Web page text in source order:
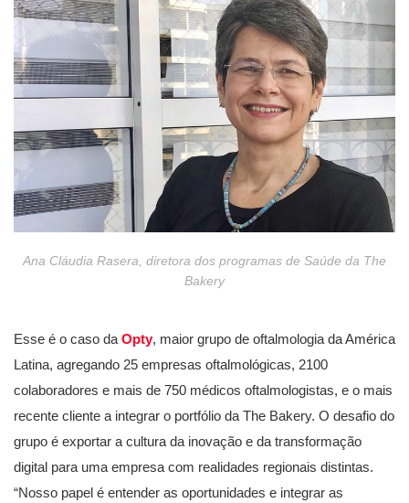
Ana Cláudia Rasera, diretora dos programas de Saúde da The
Bakery
Esse é o caso daOpty, maior grupo de oftalmologia da América
Latina, agregando 25 empresas oftalmológicas, 2100
colaboradores e mais de 750 médicos oftalmologistas, e o mais
recente cliente a integrar o portfólio da The Bakery. O desafio do
grupo é exportar a cultura da inovação e da transformação
digital para uma empresa com realidades regionais distintas.
“Nosso papel é entender as oportunidades e integrar as